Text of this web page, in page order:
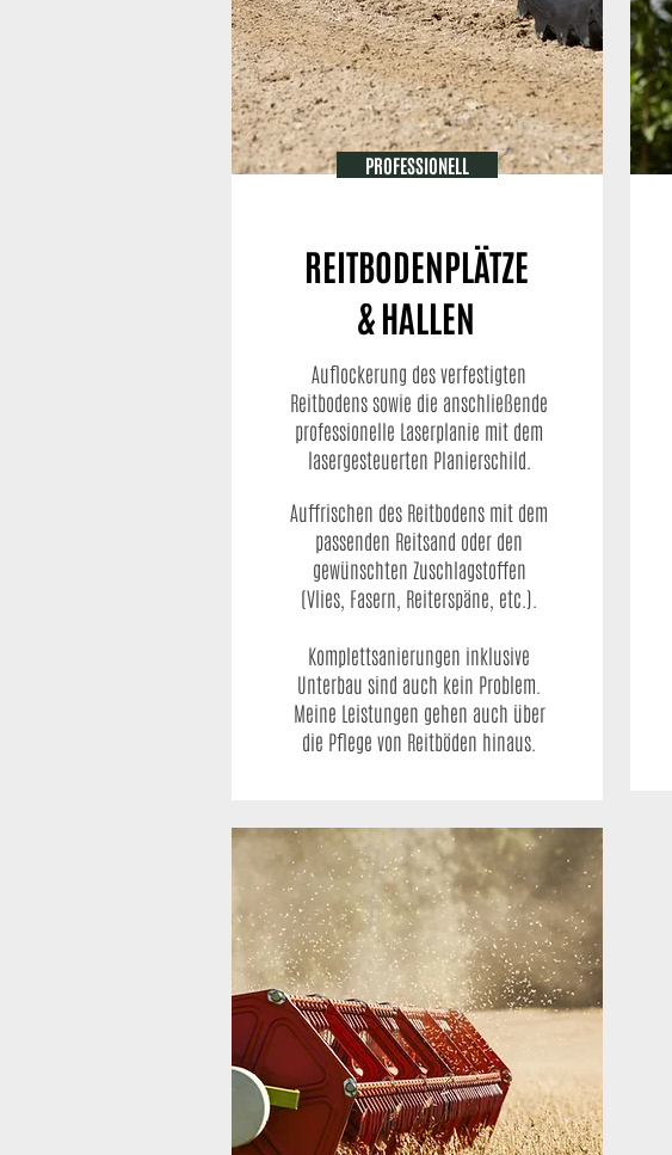
PROFESSIONELL
REITBODENPLÄTZE
& HALLEN
Auflockerung des verfestigten
Reitbodens sowie die anschließende
professionelle Laserplanie mit dem
lasergesteuerten Planierschild.
Auffrischen des Reitbodens mit dem
passenden Reitsand oder den
gewünschten Zuschlagstoffen
(Vlies, Fasern, Reiterspäne, etc.).
Komplettsanierungen inklusive
Unterbau sind auch kein Problem.
Meine Leistungen gehen auch über
die Pflege von Reitböden hinaus.